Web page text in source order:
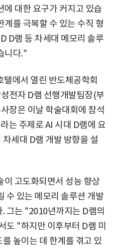
에 대한 요구가 커지고 있습
계를 극복할 수 있는 수직 형
D램 등 차세대 메모리 솔루
니다."
에서 열린 반도체공학회
전자 D램 선행개발팀장(부
장은 이날 학술대회에 참석
는 주제로 AI 시대 D램에 요
세대 D램 개발 방향을 설
이 고도화되면서 성능 향상
수 있는 메모리 솔루션 개발
그는 "2010년까지는 D램의
"하지만 이후부터 D램 미
높이는 데 한계를 겪고 있